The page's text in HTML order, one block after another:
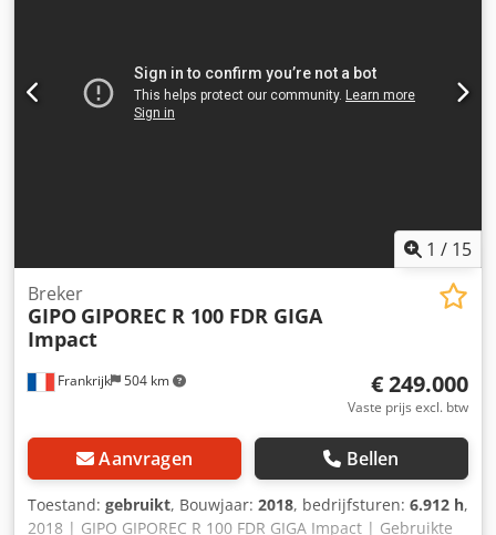
1 / 15
Frankrijk 504 km
Breker
GIPO GIPOREC R 100 FDR GIGA
Impact
€ 249.000
Vaste prijs excl. btw
Aanvragen Bellen
Toestand: gebruikt, Bouwjaar: 2018, bedrijfsturen: 6.912 h,
2018 | GIPO GIPOREC R 100 FDR GIGA Impact | Gebruikte